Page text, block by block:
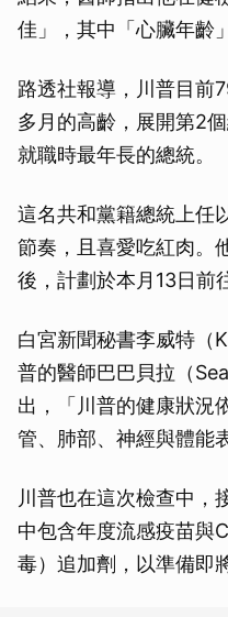
佳」，其中「心臟年齡
路透社報導，川普目前
多月的高齡，展開第2
就職時最年長的總統。
這名共和黨籍總統上任
節奏，且喜愛吃紅肉。
後，計劃於本月13日前
白宮新聞秘書李威特（
普的醫師巴巴貝拉（
出，「川普的健康狀況
管、肺部、神經與體能
川普也在這次檢查中，
中包含年度流感疫苗與
毒）追加劑，以準備即